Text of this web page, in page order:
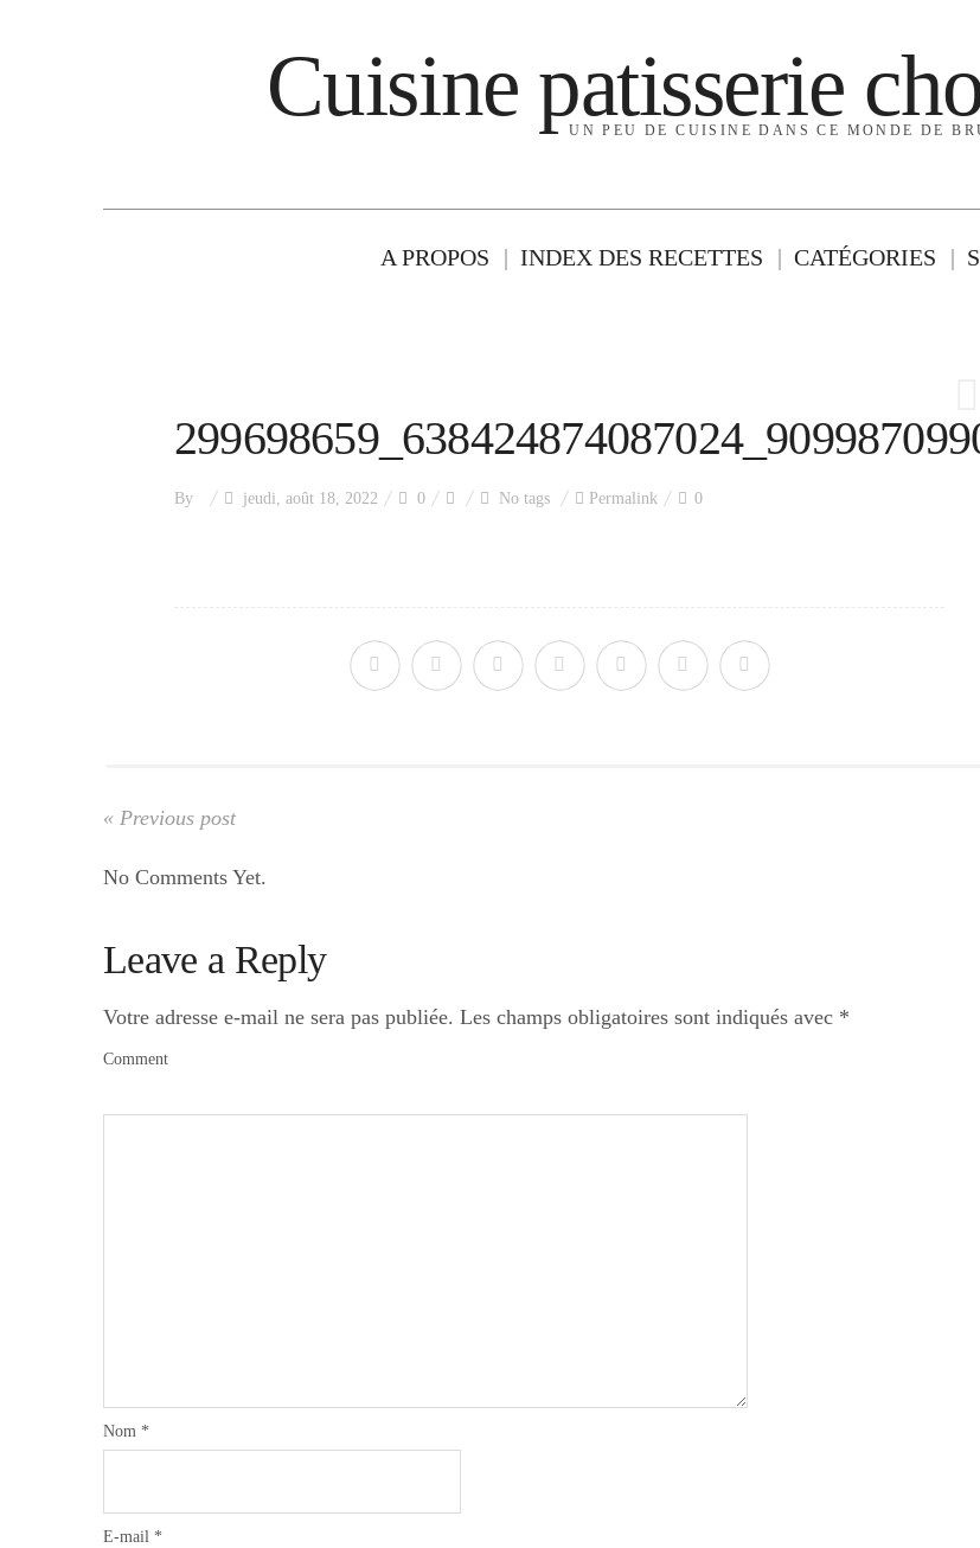
Cuisine patisserie
UN PEU DE CUISINE DANS CE MONDE DE
A PROPOS INDEX DES RECETTES CATÉGORIES
By jeudi, août 18, 2022 0 No tags Permalink 0
« Previous post
No Comments Yet.
Leave a Reply
Votre adresse e-mail ne sera pas publiée. Les champs obligatoires sont indiqués avec *
Comment
Nom *
E-mail *